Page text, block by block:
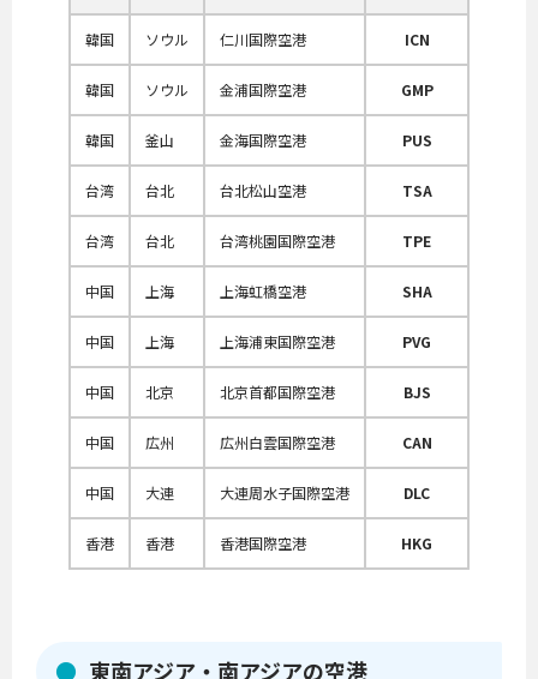
韓国 ソウル 仁川国際空港 ICN
韓国 ソウル 金浦国際空港 GMP
韓国 釜山 金海国際空港 PUS
台湾 台北 台北松山空港 TSA
台湾 台北 台湾桃園国際空港 TPE
中国 上海 上海虹橋空港 SHA
中国 上海 上海浦東国際空港 PVG
中国 北京 北京首都国際空港 BJS
中国 広州 広州白雲国際空港 CAN
中国 大連 大連周水子国際空港 DLC
香港 香港 香港国際空港 HKG
東南アジア・南アジアの空港